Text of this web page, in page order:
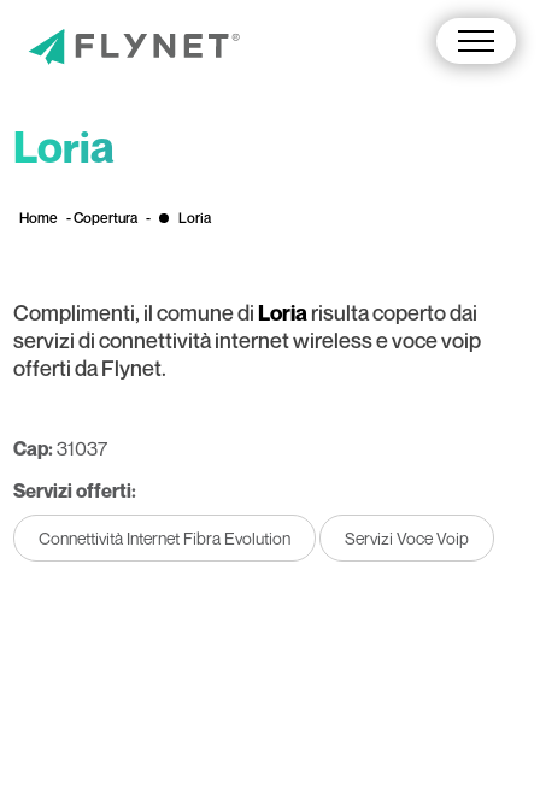
Loria
Home -Copertura - Loria
Complimenti, il comune diLoria risulta coperto dai
servizi di connettività internet wireless e voce voip
offerti da Flynet.
Cap:31037
Servizi offerti:
Connettività Internet Fibra Evolution Servizi Voce Voip